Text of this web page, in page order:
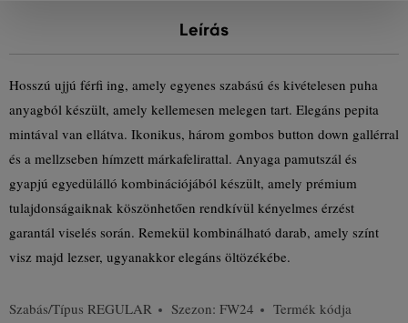
Leírás
Hosszú ujjú férfi ing, amely egyenes szabású és kivételesen puha
anyagból készült, amely kellemesen melegen tart. Elegáns pepita
mintával van ellátva. Ikonikus, három gombos button down gallérral
és a mellzseben hímzett márkafelirattal. Anyaga pamutszál és
gyapjú egyedülálló kombinációjából készült, amely prémium
tulajdonságaiknak köszönhetően rendkívül kényelmes érzést
garantál viselés során. Remekül kombinálható darab, amely színt
visz majd lezser, ugyanakkor elegáns öltözékébe.
Szabás/Típus REGULAR Szezon: FW24
Termék kódja